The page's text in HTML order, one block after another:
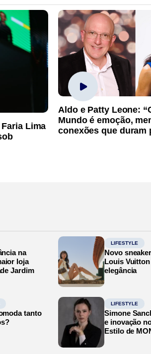
Lima
Aldo e Patty Leone:
Mundo é emoção,
conexões que duram
na
loja
Jardim
LIFESTYLE
Novo
Louis
elegância
tanto
LIFESTYLE
Simone
e inovação
Estilo de